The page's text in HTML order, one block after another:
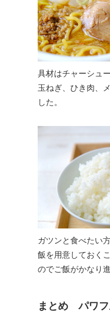
具材はチャーシュ
玉ねぎ、ひき肉、
した。
ガツンと食べたい
飯を用意しておく
のでご飯がかなり
まとめ パワフ